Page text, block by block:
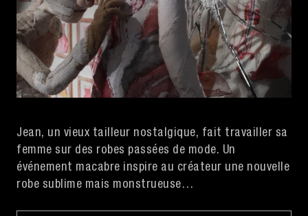
Jean, un vieux tailleur nostalgique, fait travailler sa
femme sur des robes passées de mode. Un
événement macabre inspire au créateur une nouvelle
robe sublime mais monstrueuse…